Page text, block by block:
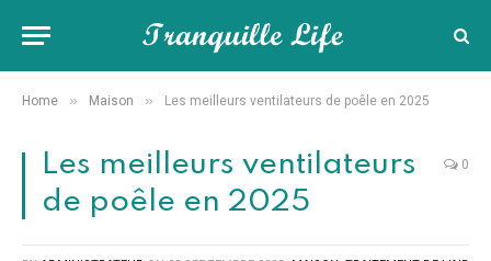
Home » Maison » Les meilleurs ventilateurs de poêle en 2025
Les meilleurs ventilateurs
de poêle en 2025
0